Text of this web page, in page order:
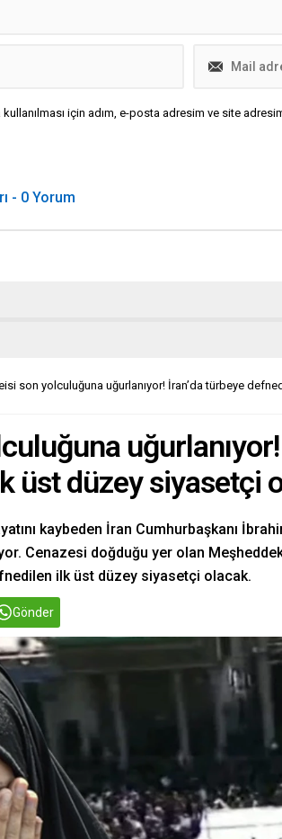
için adım, e-posta adresim ve site
- 0 Yorum
son yolculuğuna uğurlanıyor! İran’da türbeye
üst düzey siyasetçi
kaybeden İran Cumhurbaşkanı
Cenazesi doğduğu yer olan
ilk üst düzey siyasetçi olacak.
Gönder